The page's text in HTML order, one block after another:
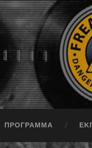
ΠΡΟΓΡΑΜΜΑ